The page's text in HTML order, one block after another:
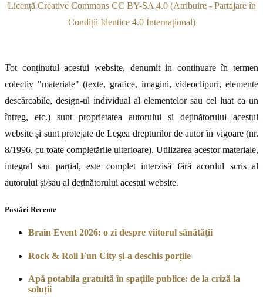
Licență Creative Commons CC BY-SA 4.0 (Atribuire - Partajare în
Condiții Identice 4.0 Internațional)
Tot conținutul acestui website, denumit in continuare în termen
colectiv "materiale" (texte, grafice, imagini, videoclipuri, elemente
descărcabile, design-ul individual al elementelor sau cel luat ca un
întreg, etc.) sunt proprietatea autorului și deținătorului acestui
website și sunt protejate de Legea drepturilor de autor în vigoare (nr.
8/1996, cu toate completările ulterioare). Utilizarea acestor materiale,
integral sau parțial, este complet interzisă fără acordul scris al
autorului și/sau al deținătorului acestui website.
Postări Recente
Brain Event 2026: o zi despre viitorul sănătății
Rock & Roll Fun City și-a deschis porțile
Apă potabila gratuită în spațiile publice: de la criză la
soluții